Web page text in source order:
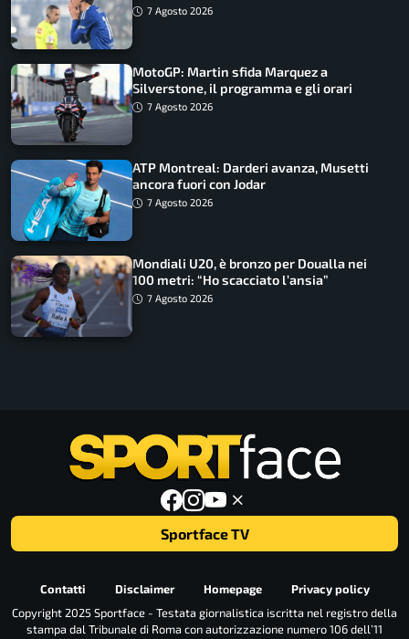
7 Agosto 2026
MotoGP: Martin sfida Marquez a
Silverstone, il programma e gli orari
7 Agosto 2026
ATP Montreal: Darderi avanza, Musetti
ancora fuori con Jodar
7 Agosto 2026
Mondiali U20, è bronzo per Doualla nei
100 metri: “Ho scacciato l’ansia”
7 Agosto 2026
Sportface TV
Contatti Disclaimer Homepage
Privacy policy
Copyright 2025 Sportface - Testata giornalistica iscritta nel registro della
stampa dal Tribunale di Roma con autorizzazione numero 106 dell’11